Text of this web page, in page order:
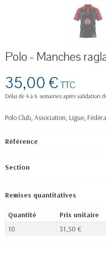
Polo - Manches
35,00 € TTC
Délai de 4 à 6 semaines après validation
Polo Club, Association, Ligue,
Référence
Section
Remises quantitatives
Quantité Prix unitaire
10
31,50 €